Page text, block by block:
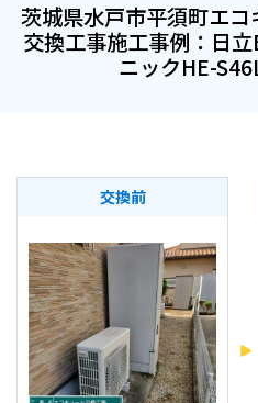
茨城県水戸市平須町エ
交換工事施工事例：日
ニックHE-
交換前